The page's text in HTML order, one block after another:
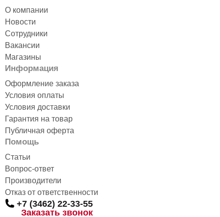
О компании
Новости
Сотрудники
Вакансии
Магазины
Информация
Оформление заказа
Условия оплаты
Условия доставки
Гарантия на товар
Публичная оферта
Помощь
Статьи
Вопрос-ответ
Производители
Отказ от ответственности
+7 (3462) 22-33-55
Заказать звонок